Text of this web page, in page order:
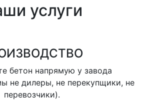
услуги
бетон напрямую у завода
не дилеры, не перекупщики, не
перевозчики).